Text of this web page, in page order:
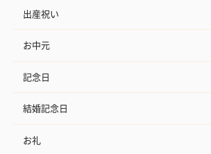
出産祝い
お中元
記念日
結婚記念日
お礼